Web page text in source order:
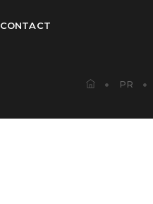
CONTACT
PR